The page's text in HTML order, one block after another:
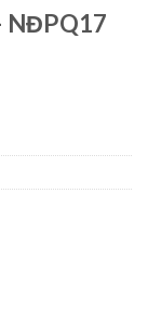
NĐPQ17